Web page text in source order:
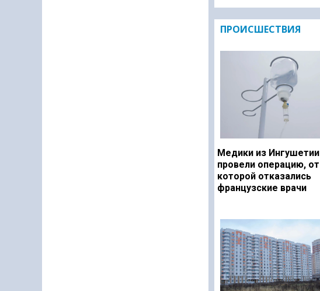
ПРОИСШЕСТВИЯ
Медики из Ингушетии
провели операцию, от
которой отказались
французские врачи